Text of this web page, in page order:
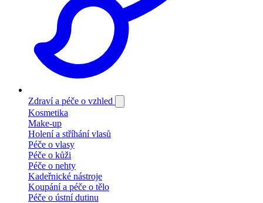
Zdraví a péče o vzhled
Kosmetika
Make-up
Holení a stříhání vlasů
Péče o vlasy
Péče o kůži
Péče o nehty
Kadeřnické nástroje
Koupání a péče o tělo
Péče o ústní dutinu